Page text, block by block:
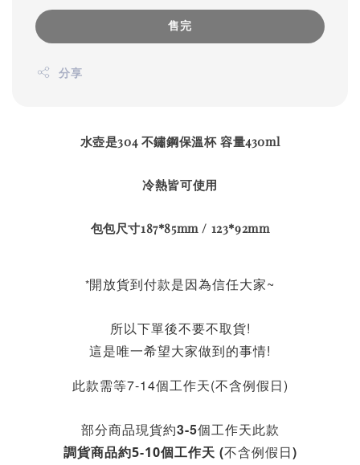
售完
分享
水壺是304 不鏽鋼保溫杯 容量430ml
冷熱皆可使用
包包尺寸187*85mm / 123*92mm
*開放貨到付款是因為信任大家~
所以下單後不要不取貨!
這是唯一希望大家做到的事情!
此款需等7-14個工作天(不含例假日)
部分商品現貨約3-5個工作天此款
調貨商品約5-10個工作天 (不含例假日)